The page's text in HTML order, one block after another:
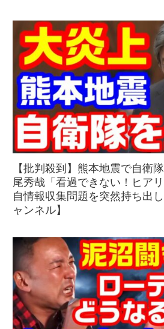
【批判殺到】熊本地震で自衛
尾秀哉「看過できない！ヒア
自情報収集問題を突然持ち出
ャンネル】